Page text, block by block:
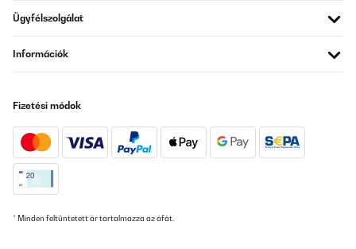
Ügyfélszolgálat
Információk
Fizetési módok
* Minden feltüntetett ár tartalmazza az áfát.